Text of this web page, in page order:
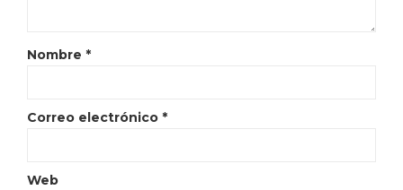
Nombre *
Correo electrónico *
Web